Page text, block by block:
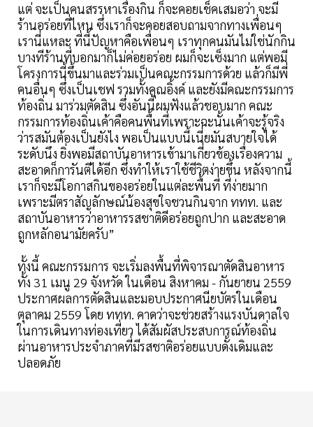
แต่ จะเป็นคนสรรหาเรื่องกิน ก็จะคอยเช็คเสมอว่า จะมี
ร้านอร่อยที่ไหน ซึ่งเราก็จะคอยสอบถามจากทางเพื่อนๆ
เรานี่แหละ ที่นี้ปัญหาคือเพื่อนๆ เราทุกคนมันไม่ใช่นักกิน
บางทีร้านที่บอกมาก็ไม่ค่อยอร่อย ผมก็จะเซ็งมาก แต่พอมี
โครงการนี้ขึ้นมาและร่วมเป็นคณะกรรมการด้วย แล้วก็มีพี่
คนอื่นๆ ซึ่งเป็นเชฟ รวมทั้งคุณอิ้งค์ และยังมีคณะกรรมการ
ท้องถิ่น มาร่วมตัดสิน ซึ่งอันนี้ผมฟังแล้วชอบมาก คณะ
กรรมการท้องถิ่นเค้าคือคนพื้นที่เพราะฉะนั้นเค้าจะรู้จริง
ว่ารสมันต้องเป็นยังไง พอเป็นแบบนี้เนี่ยมันสบายใจได้
ระดับนึง ยิ่งพอมีสถาบันอาหารเข้ามาเกี่ยวข้องเรื่องความ
สะอาดก็การันตีได้อีก ซึ่งทำให้เราใช้ชีวิตง่ายขึ้น หลังจากนี้
เราก็จะมีโอกาสกินของอร่อยในแต่ละพื้นที่ ที่ง่ายมาก
เพราะมีตราสัญลักษณ์น้องสุขใจชวนกินจาก ททท. และ
สถาบันอาหารว่าอาหารรสชาติดีอร่อยถูกปาก และสะอาด
ถูกหลักอนามัยครับ”
ทั้งนี้ คณะกรรมการ จะเริ่มลงพื้นที่พิจารณาตัดสินอาหาร
ทั้ง 31 เมนู 29 จังหวัด ในเดือน สิงหาคม - กันยายน 2559
ประกาศผลการตัดสินและมอบประกาศนียบัตรในเดือน
ตุลาคม 2559 โดย ททท. คาดว่าจะช่วยสร้างแรงบันดาลใจ
ในการเดินทางท่องเที่ยว ได้สัมผัสประสบการณ์ท้องถิ่น
ผ่านอาหารประจำภาคที่มีรสชาติอร่อยแบบดั้งเดิมและ
ปลอดภัย